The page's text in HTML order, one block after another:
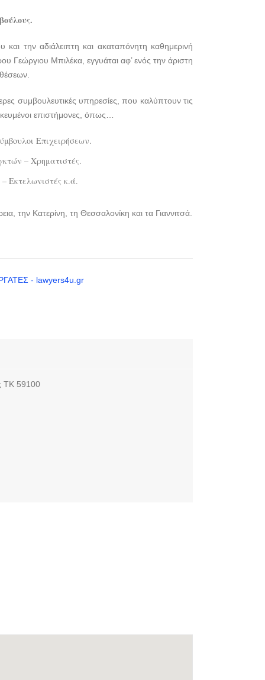
την αδιάλειπτη και ακαταπόνητη καθημερινή
Γεώργιου Μπιλέκα, εγγυάται αφ’ ενός την άριστη
συμβουλευτικές υπηρεσίες, που καλύπτουν τις
επιστήμονες, όπως…
Επιχειρήσεων.
– Χρηματιστές.
Εκτελωνιστές κ.ά.
την Κατερίνη, τη Θεσσαλονίκη και τα Γιαννιτσά.
ΤΚ 59100